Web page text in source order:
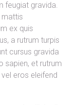
feugiat gravida.
mattis
ex quis
a rutrum turpis
cursus gravida
sapien, et rutrum
eros eleifend